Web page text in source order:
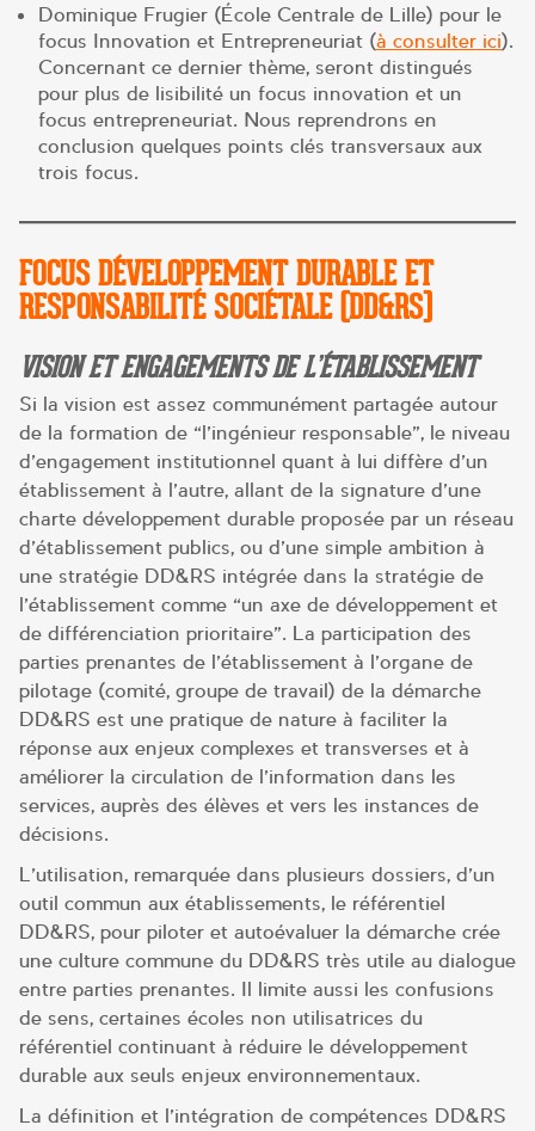
Dominique Frugier (École Centrale de Lille) pour le
focus Innovation et Entrepreneuriat (à consulter ici).
Concernant ce dernier thème, seront distingués
pour plus de lisibilité un focus innovation et un
focus entrepreneuriat. Nous reprendrons en
conclusion quelques points clés transversaux aux
trois focus.
FOCUS DÉVELOPPEMENT DURABLE ET
RESPONSABILITÉ SOCIÉTALE (DD&RS)
VISION ET ENGAGEMENTS DE L’ÉTABLISSEMENT
Si la vision est assez communément partagée autour
de la formation de “l’ingénieur responsable”, le niveau
d’engagement institutionnel quant à lui diffère d’un
établissement à l’autre, allant de la signature d’une
charte développement durable proposée par un réseau
d’établissement publics, ou d’une simple ambition à
une stratégie DD&RS intégrée dans la stratégie de
l’établissement comme “un axe de développement et
de différenciation prioritaire”. La participation des
parties prenantes de l’établissement à l’organe de
pilotage (comité, groupe de travail) de la démarche
DD&RS est une pratique de nature à faciliter la
réponse aux enjeux complexes et transverses et à
améliorer la circulation de l’information dans les
services, auprès des élèves et vers les instances de
décisions.
L’utilisation, remarquée dans plusieurs dossiers, d’un
outil commun aux établissements, le référentiel
DD&RS, pour piloter et autoévaluer la démarche crée
une culture commune du DD&RS très utile au dialogue
entre parties prenantes. Il limite aussi les confusions
de sens, certaines écoles non utilisatrices du
référentiel continuant à réduire le développement
durable aux seuls enjeux environnementaux.
La définition et l’intégration de compétences DD&RS